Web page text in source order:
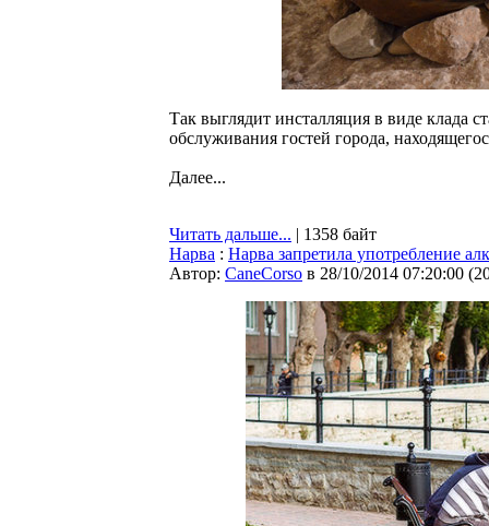
Так выглядит инсталляция в виде клада
обслуживания гостей города,
Далее...
Читать дальше... | 1358 байт
Нарва : Нарва запретила употребление
Автор: CaneCorso в 28/10/2014 07:20:00 (